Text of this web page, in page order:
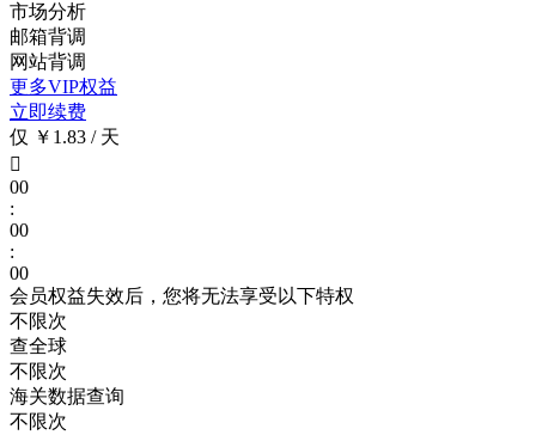
市场分析
邮箱背调
网站背调
更多VIP权益
立即续费
仅 ￥1.83 / 天

00
:
00
:
00
会员权益失效后，您将无法享受以下特权
不限次
查全球
不限次
海关数据查询
不限次